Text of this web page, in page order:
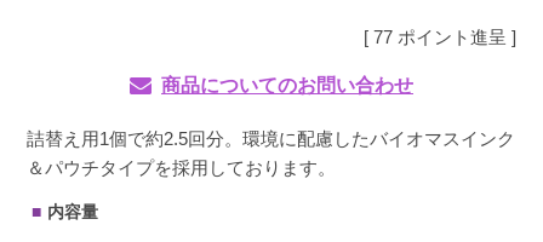
[ 77 ポイント進呈 ]
商品についてのお問い合わせ
詰替え用1個で約2.5回分。環境に配慮したバイオマスインク
＆パウチタイプを採用しております。
内容量